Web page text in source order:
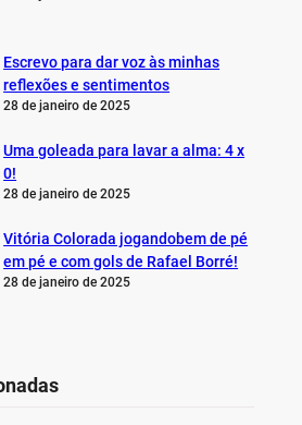
Escrevo para dar voz às minhas
reflexões e sentimentos
28 de janeiro de 2025
Uma goleada para lavar a alma: 4 x
0!
28 de janeiro de 2025
Vitória Colorada jogandobem de pé
em pé e com gols de Rafael Borré!
28 de janeiro de 2025